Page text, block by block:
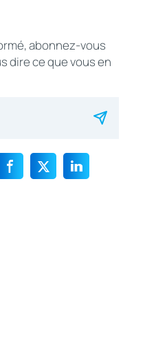
abonnez-vous
dire ce que vous en